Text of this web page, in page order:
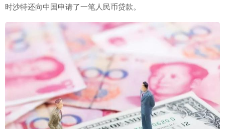
时沙特还向中国申请了一笔人民币贷款。